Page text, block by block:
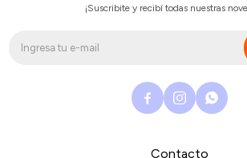
Contacto
¡Suscribite y recibí todas nuestras
  